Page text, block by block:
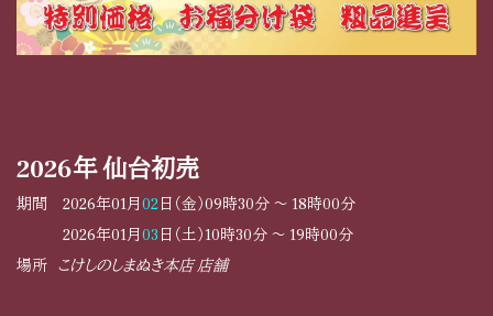
2026年 仙台初売
期間 2026年01月02 日 （金）09時30分 ～ 18時00分
2026年01月03 日（土）10時30分 ～ 19時00分
場所 こけしのしまぬき本店 店舗